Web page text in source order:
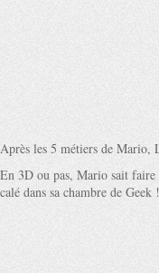
Après les 5 métiers de Mario,
En 3D ou pas, Mario sait
calé dans sa chambre de Geek